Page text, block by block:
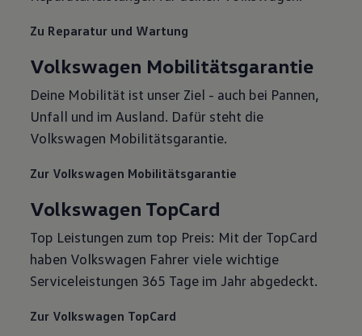
Zu Reparatur und Wartung
Volkswagen Mobilitätsgarantie
Deine Mobilität ist unser Ziel - auch bei Pannen,
Unfall und im Ausland. Dafür steht die
Volkswagen Mobilitätsgarantie.
Zur Volkswagen Mobilitätsgarantie
Volkswagen TopCard
Top Leistungen zum top Preis: Mit der TopCard
haben Volkswagen Fahrer viele wichtige
Serviceleistungen 365 Tage im Jahr abgedeckt.
Zur Volkswagen TopCard